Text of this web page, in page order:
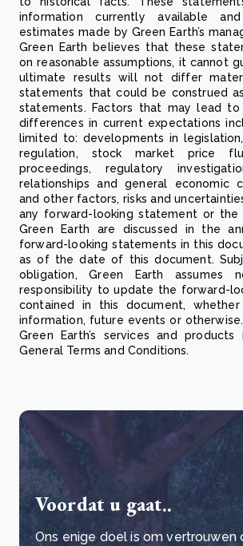
information currently available
estimates made by Green Earth’s
Green Earth believes that these
on reasonable assumptions, it cannot
ultimate results will not differ
statements that could be construed
statements. Factors that may lead
differences in current expectations
limited to: developments in
regulation, stock market price
proceedings, regulatory
relationships and general economic
and other factors, risks and
any forward-looking statement or
Green Earth are discussed in the
forward-looking statements in this
as of the date of this document.
obligation, Green Earth assumes
responsibility to update the forward-
contained in this document,
information, future events or
Green Earth’s services and
General Terms and Conditions.
Voordat u gaat..
Ons enige doel is om vertrouwen